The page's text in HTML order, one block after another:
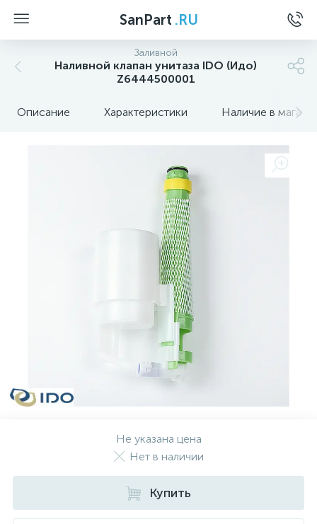
SanPart .RU
Заливной
Наливной клапан унитаза IDO (Идо)
Z6444500001
Описание Характеристики Наличие в
Не указана цена
Нет в наличии
Купить